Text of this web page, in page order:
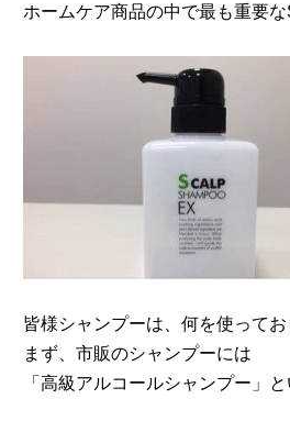
ホームケア商品の中で最も重要
皆様シャンプーは、何を使って
まず、市販のシャンプーには
「高級アルコールシャンプー」